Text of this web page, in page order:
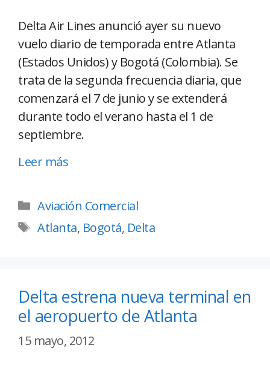
Delta Air Lines anunció ayer su nuevo
vuelo diario de temporada entre Atlanta
(Estados Unidos) y Bogotá (Colombia). Se
trata de la segunda frecuencia diaria, que
comenzará el 7 de junio y se extenderá
durante todo el verano hasta el 1 de
septiembre.
Leer más
Aviación Comercial
Atlanta, Bogotá, Delta
Delta estrena nueva terminal en
el aeropuerto de Atlanta
15 mayo, 2012